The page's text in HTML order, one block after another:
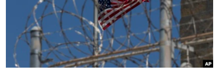
Learning English
СОЦИАЛЬНЫЕ СЕТИ